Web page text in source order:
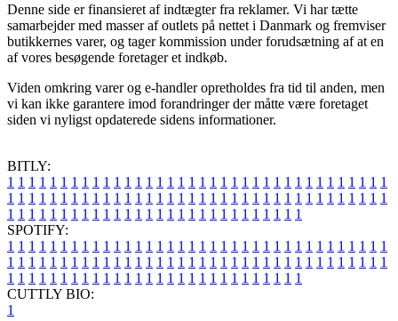
Denne side er finansieret af indtægter fra reklamer. Vi har tætte
samarbejder med masser af outlets på nettet i Danmark og fremviser
butikkernes varer, og tager kommission under forudsætning af at en
af vores besøgende foretager et indkøb.
Viden omkring varer og e-handler opretholdes fra tid til anden, men
vi kan ikke garantere imod forandringer der måtte være foretaget
siden vi nyligst opdaterede sidens informationer.
BITLY:
1 1 1 1 1 1 1 1 1 1 1 1 1 1 1 1 1 1 1 1 1 1 1 1 1 1 1 1 1 1 1 1 1 1 1 1
1 1 1 1 1 1 1 1 1 1 1 1 1 1 1 1 1 1 1 1 1 1 1 1 1 1 1 1 1 1 1 1 1 1 1 1
1 1 1 1 1 1 1 1 1 1 1 1 1 1 1 1 1 1 1 1 1 1 1 1 1 1 1 1
SPOTIFY:
1 1 1 1 1 1 1 1 1 1 1 1 1 1 1 1 1 1 1 1 1 1 1 1 1 1 1 1 1 1 1 1 1 1 1 1
1 1 1 1 1 1 1 1 1 1 1 1 1 1 1 1 1 1 1 1 1 1 1 1 1 1 1 1 1 1 1 1 1 1 1 1
1 1 1 1 1 1 1 1 1 1 1 1 1 1 1 1 1 1 1 1 1 1 1 1 1 1 1 1
CUTTLY BIO:
1